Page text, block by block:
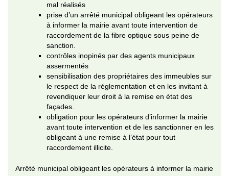
mal réalisés
prise d’un arrêté municipal obligeant les opérateurs
à informer la mairie avant toute intervention de
raccordement de la fibre optique sous peine de
sanction.
contrôles inopinés par des agents municipaux
assermentés
sensibilisation des propriétaires des immeubles sur
le respect de la réglementation et en les invitant à
revendiquer leur droit à la remise en état des
façades.
obligation pour les opérateurs d’informer la mairie
avant toute intervention et de les sanctionner en les
obligeant à une remise à l’état pour tout
raccordement illicite.
Arrêté municipal obligeant les opérateurs à informer la mairie